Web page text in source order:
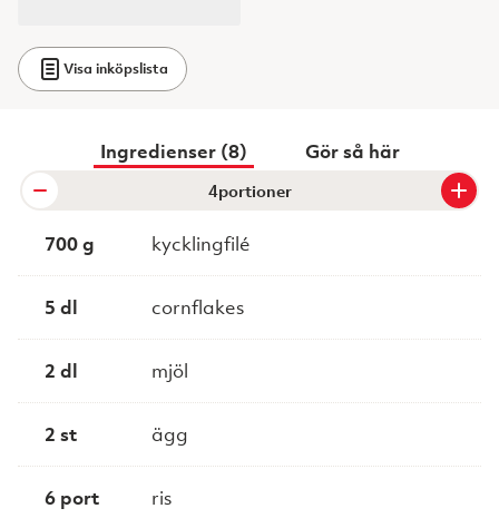
Visa inköpslista
Ingredienser (8) Gör så här
portioner
700 g kycklingfilé
5 dl cornflakes
2 dl mjöl
2 st ägg
6 port ris